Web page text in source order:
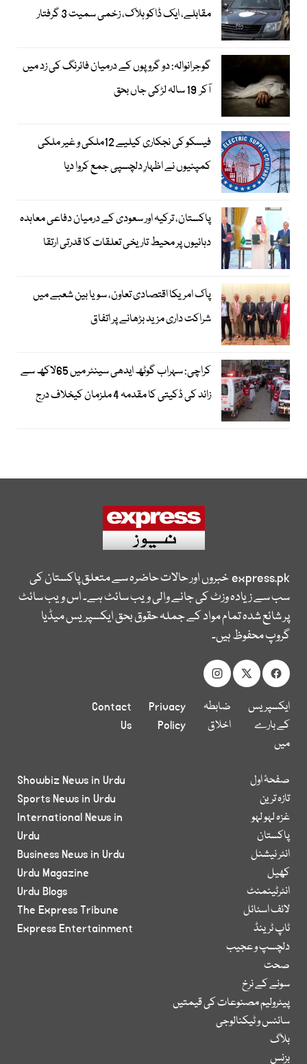
مقابلے، ایک ڈاکو ہلاک، زخمی سمیت 3 گرفتار
گوجرانوالہ: دو گروپوں کے درمیان فائرنگ کی زد میں
آکر 19 سالہ لڑکی جاں بحق
فیسکو کی نجکاری کیلیے 12ملکی و غیر ملکی
کمپنیوں نے اظہارِ دلچسپی جمع کروا دیا
پاکستان، ترکیہ اور سعودی کے درمیان دفاعی معاہدہ
دہائیوں پر محیط تاریخی تعلقات کا قدرتی ارتقا
پاک امریکا اقتصادی تعاون، سویا بین شعبے میں
شراکت داری مزید بڑھانے پر اتفاق
کراچی: سہراب گوٹھ ایدھی سینٹر میں 65لاکھ سے
زائد کی ڈکیتی کا مقدمہ 4 ملزمان کیخلاف درج
express.pkخبروں اور حالات حاضرہ سے متعلق پاکستان کی
سب سے زیادہ وزٹ کی جانے والی ویب سائٹ ہے۔ اس ویب سائٹ
پر شائع شدہ تمام مواد کے جملہ حقوق بحق ایکسپریس میڈیا
گروپ محفوظ ہیں۔
ایکسپریس
کے بارے
میں
ضابطہ
اخلاق
Privacy
Policy
Contact
Us
صفحۂ اول
تازہ ترین
غزہ لہو لہو
پاکستان
انٹر نیشنل
کھیل
انٹرٹینمنٹ
لائف اسٹائل
ٹاپ ٹرینڈ
دلچسپ و عجیب
صحت
سونے کے نرخ
پیٹرولیم مصنوعات کی قیمتیں
سائنس و ٹیکنالوجی
بلاگ
بزنس
Showbiz News in Urdu
Sports News in Urdu
International News in
Urdu
Business News in Urdu
Urdu Magazine
Urdu Blogs
The Express Tribune
Express Entertainment